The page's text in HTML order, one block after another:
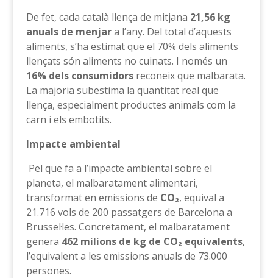
De fet, cada català llença de mitjana 21,56 kg
anuals de menjara l’any. Del total d’aquests
aliments, s’ha estimat que el 70% dels aliments
llençats són aliments no cuinats. I només un
16% dels consumidorsreconeix que malbarata.
La majoria subestima la quantitat real que
llença, especialment productes animals com la
carn i els embotits.
Impacte ambiental
Pel que fa a l’impacte ambiental sobre el
planeta, el malbaratament alimentari,
transformat en emissions de CO₂, equival a
21.716 vols de 200 passatgers de Barcelona a
Brussel·les. Concretament, el malbaratament
genera 462 milions de kg de CO₂ equivalents,
l’equivalent a les emissions anuals de 73.000
persones.